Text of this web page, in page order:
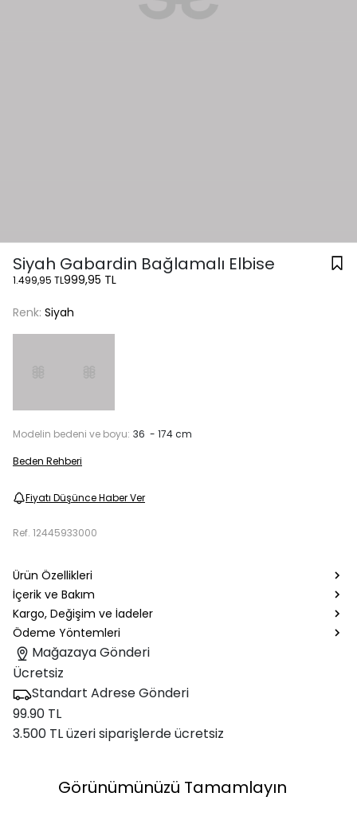
Siyah Gabardin Bağlamalı Elbise
1.499,95 TL999,95 TL
Renk: Siyah
Modelin bedeni ve boyu: 36 - 174 cm
Beden Rehberi
Fiyatı Düşünce Haber Ver
Ref. 12445933000
Ürün Özellikleri
İçerik ve Bakım
Kargo, Değişim ve İadeler
Ödeme Yöntemleri
Mağazaya Gönderi
Ücretsiz
Standart Adrese Gönderi
99.90 TL
3.500 TL üzeri siparişlerde ücretsiz
Görünümünüzü Tamamlayın